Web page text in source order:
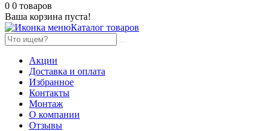
0 0 товаров
Ваша корзина пуста!
Каталог товаров
Акции
Доставка и оплата
Избранное
Контакты
Монтаж
О компании
Отзывы